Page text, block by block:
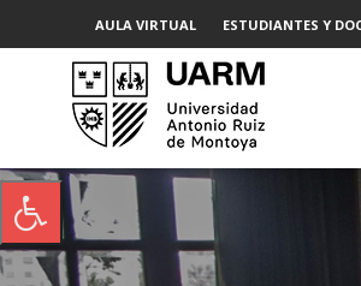
AULA VIRTUAL ESTUDIANTES Y